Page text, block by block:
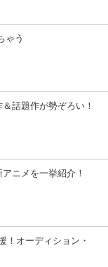
ゃう
話題作が勢ぞろい！
ニメを一挙紹介！
！オーディション・